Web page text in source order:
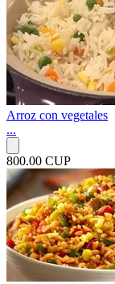
Arroz con vegetales
...
800.00 CUP